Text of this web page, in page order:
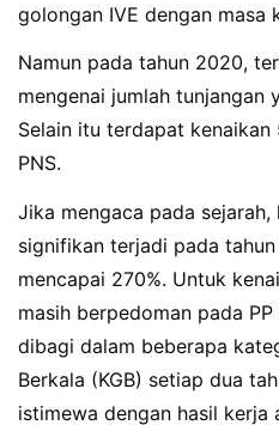
golongan IVE dengan masa
Namun pada tahun 2020,
mengenai jumlah tunjangan
Selain itu terdapat
PNS.
Jika mengaca pada sejarah,
signifikan terjadi pada
mencapai 270%. Untuk
masih berpedoman pada
dibagi dalam beberapa
Berkala (KGB) setiap dua
istimewa dengan hasil kerja